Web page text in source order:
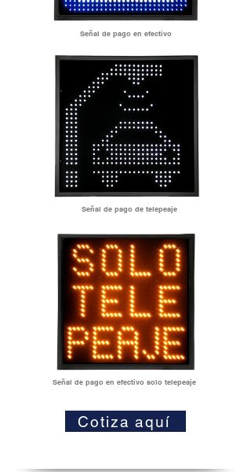
Señal de pago en efectivo
Señal de pago de telepeaje
Señal de pago en efectivo solo telepeaje
Cotiza aquí